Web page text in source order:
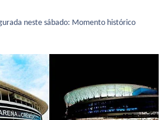
neste sábado: Momento histórico